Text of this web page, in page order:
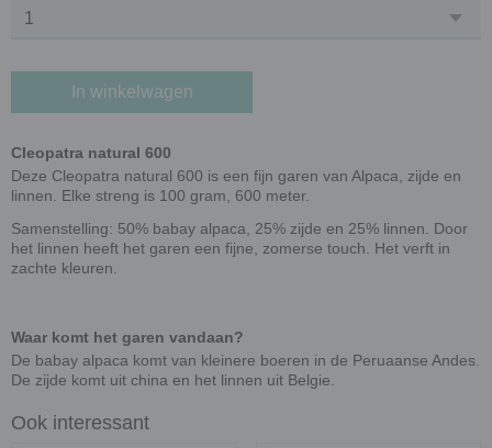
In winkelwagen
Cleopatra natural 600
Deze Cleopatra natural 600 is een fijn garen van Alpaca, zijde en
linnen. Elke streng is 100 gram, 600 meter.
Samenstelling: 50% babay alpaca, 25% zijde en 25% linnen. Door
het linnen heeft het garen een fijne, zomerse touch. Het verft in
zachte kleuren.
Waar komt het garen vandaan?
De babay alpaca komt van kleinere boeren in de Peruaanse Andes.
De zijde komt uit china en het linnen uit Belgie.
Ook interessant